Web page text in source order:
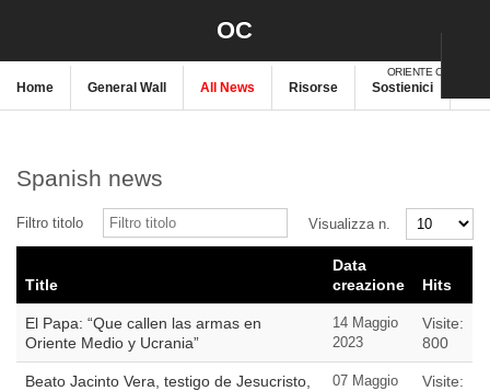
OC
ORIENTE CRISTIANO
Home General Wall All News Risorse Sostienici
Spanish news
Filtro titolo Visualizza n.
Title
Data
creazione
Hits
El Papa: “Que callen las armas en
Oriente Medio y Ucrania”
14 Maggio
2023
Visite:
800
Beato Jacinto Vera, testigo de Jesucristo,
07 Maggio
Visite: